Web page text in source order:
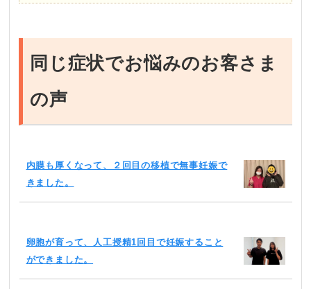
同じ症状でお悩みのお客さま
の声
内膜も厚くなって、２回目の移植で無事妊娠で
きました。
卵胞が育って、人工授精1回目で妊娠すること
ができました。